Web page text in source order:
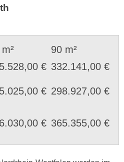
90 m²
€ 332.141,00 €
€ 298.927,00 €
€ 365.355,00 €